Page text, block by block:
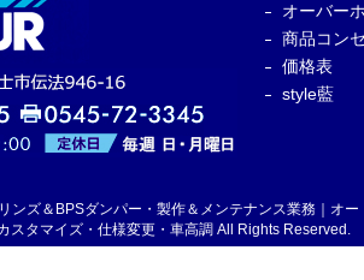
オーバー
商品コン
価格表
style藍
ンズ＆BPSダンパー・製作＆メンテナンス業務｜オー
スタマイズ・仕様変更・車高調 All Rights Reserved.